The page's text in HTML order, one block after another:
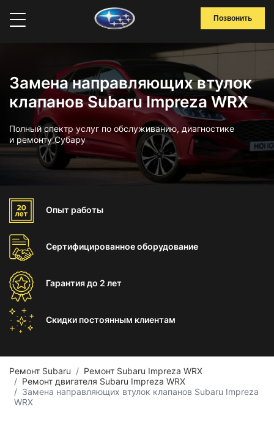
Позвонить
Замена направляющих втулок
клапанов Subaru Impreza WRX
Полный спектр услуг по обслуживанию, диагностике
и ремонту Субару
Опыт работы
Сертифицированноеоборудование
Гарантиядо 2 лет
Скидки постоянным клиентам
Ремонт Subaru
Ремонт Subaru Impreza WRX
Ремонт двигателя Subaru Impreza WRX
Замена направляющих втулок клапанов Subaru Impreza
WRX